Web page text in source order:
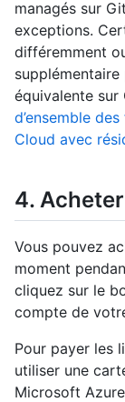
managés sur
exceptions.
différemment
équivalente sur
d’ensemble
Cloud avec
4.
Vous pouvez
moment
cliquez sur le
compte de
Pour payer les
utiliser une
Microsoft